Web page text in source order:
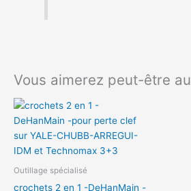
Vous aimerez peut-être
Outillage spécialisé
crochets 2 en 1 -DeHanMain -